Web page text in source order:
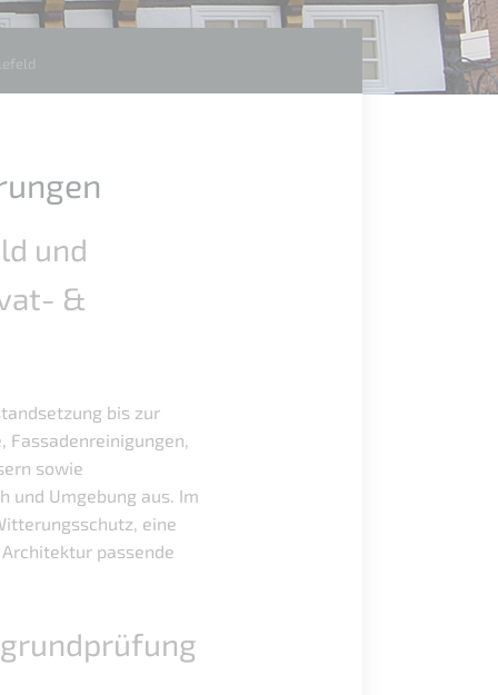
und
&
bis zur
Fassadenreinigungen,
sowie
und Umgebung aus. Im
eine
passende